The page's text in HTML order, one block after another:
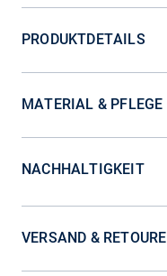
PRODUKTDETAILS
MATERIAL & PFLEGE
NACHHALTIGKEIT
VERSAND & RETOURE